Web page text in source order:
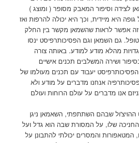
לצידה וסיפור המאבק מסופר ( ומוצג )
היא מיידית, וכך היא יכולה להרפות ואז
אפשר לראות שהשמאן מקשר בין החלק
גם השמאן וגם הפסיכותרפיסט ינסו
מהלא מודע למודע. באותה צורה
ושירה המשלבים תכנים אישיים
יעבוד עם תכנים מעולמו של
אנחנו מדברים על מודע ולא
אנו מדברים על עולם הרוחות ועולם
שבהם השתתפתי, השאמאן ניגן
החניכה שלו, על המסורת שבה הוא גדל ועל
והמסרים יכולתי להתבונן על